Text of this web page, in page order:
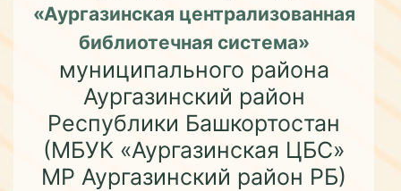
«Аургазинская централизованная
библиотечная система»
муниципального района
Аургазинский район
Республики Башкортостан
(МБУК «Аургазинская ЦБС»
МР Аургазинский район РБ)